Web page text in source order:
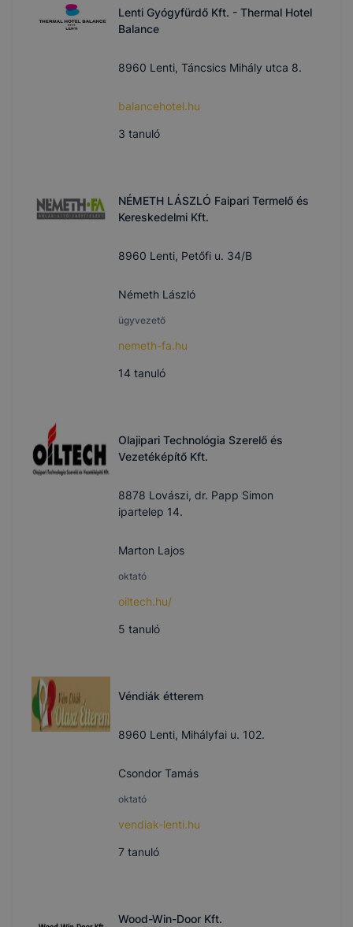
Lenti Gyógyfürdő Kft. - Thermal Hotel
Balance
8960 Lenti, Táncsics Mihály utca 8.
balancehotel.hu
3 tanuló
NÉMETH LÁSZLÓ Faipari Termelő és
Kereskedelmi Kft.
8960 Lenti, Petőfi u. 34/B
Németh László
ügyvezető
nemeth-fa.hu
14 tanuló
Olajipari Technológia Szerelő és
Vezetéképítő Kft.
8878 Lovászi, dr. Papp Simon
ipartelep 14.
Marton Lajos
oktató
oiltech.hu/
5 tanuló
Véndiák étterem
8960 Lenti, Mihályfai u. 102.
Csondor Tamás
oktató
vendiak-lenti.hu
7 tanuló
Wood-Win-Door Kft.